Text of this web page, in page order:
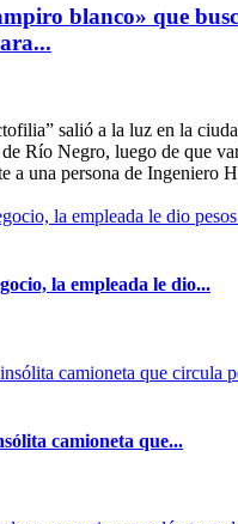
blanco» que
salió a la luz en la
Río Negro, luego de que
a una persona de Ingeniero
la empleada le dio...
camioneta que...